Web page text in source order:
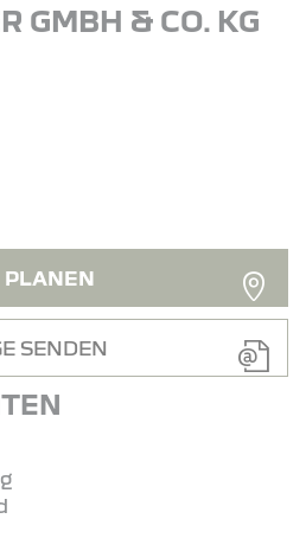
GMBH & CO. KG
PLANEN
SENDEN